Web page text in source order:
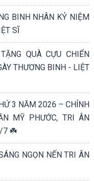
BINH NHÂN KỶ NIỆM
SĨ
QUÀ CỰU CHIẾN
THƯƠNG BINH - LIỆT
3 NĂM 2026 – CHỈNH
MỸ PHƯỚC, TRI ÂN
7 ☘️
NGỌN NẾN TRI ÂN